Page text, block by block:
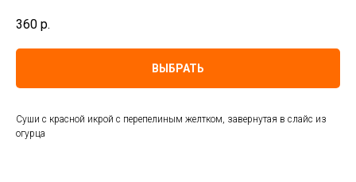
360 р.
ВЫБРАТЬ
Суши с красной икрой с перепелиным желтком, завернутая в слайс из
огурца